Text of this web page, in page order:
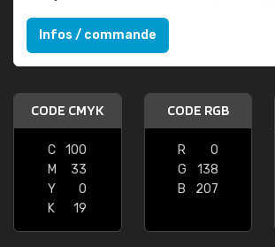
Infos / commande
CODE CMYK
C
100
M
33
Y
0
K
19
CODE RGB
R
0
G
138
B
207